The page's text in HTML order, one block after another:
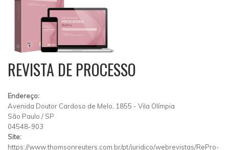
REVISTA DE PROCESSO
Endereço:
Avenida Doutor Cardoso de Melo, 1855 - Vila Olímpia
São Paulo / SP
04548-903
Site:
https://www.thomsonreuters.com.br/pt/juridico/webrevistas/RePro-